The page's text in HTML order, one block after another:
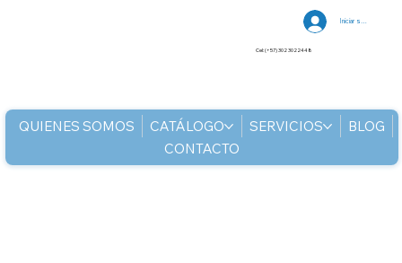
QUIENES SOMOS CATÁLOGO SERVICIOS
BLOG
CONTACTO
Iniciar sesión
Cel: (+57) 302 3022448